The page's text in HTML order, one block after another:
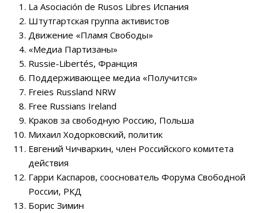
La Asociación de Rusos Libres Испания
Штутгартская группа активистов
Движение «Пламя Свободы»
«Медиа Партизаны»
Russie-Libertés, Франция
Поддерживающее медиа «Получится»
Freies Russland NRW
Free Russians Ireland
Краков за свободную Россию, Польша
Михаил Ходорковский, политик
Евгений Чичваркин, член Российского комитета
действия
Гарри Каспаров, сооснователь Форума Свободной
России, РКД
Борис Зимин